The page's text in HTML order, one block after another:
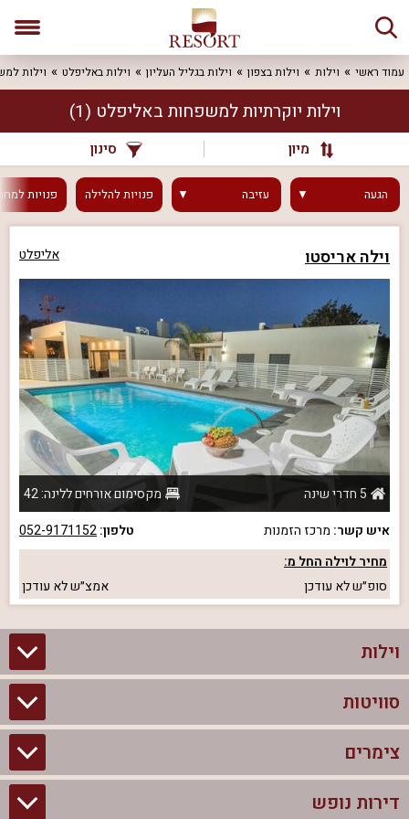
עמוד ראשי וילות וילות בצפון וילות בגליל העליון וילות באליפלט וילות
וילות יוקרתיות למשפחות באליפלט (1)
מיון סינון
הגעה עזיבה פנויותלהלילה פנויות
וילה אריסטו אליפלט
5 חדרי שינה
מקסימום אורחים ללינה: 42
איש קשר: מרכז הזמנות טלפון:052-9171152
מחיר לוילה החל מ:
סופ״שלא עודכן אמצ״שלא עודכן
וילות
וילות בצפון
וילות להשכרה
סוויטות
סוויטות בצפון
צימרים לזוגות עם בריכה פרטית
צימרים
צימרים בצפון
דירות נופש